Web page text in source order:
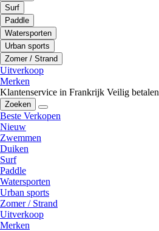
Surf
Paddle
Watersporten
Urban sports
Zomer / Strand
Uitverkoop
Merken
Klantenservice in Frankrijk Veilig betalen
Zoeken
Beste Verkopen
Nieuw
Zwemmen
Duiken
Surf
Paddle
Watersporten
Urban sports
Zomer / Strand
Uitverkoop
Merken